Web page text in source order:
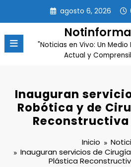
contenido
agosto 6, 2026
"Noticias en Vivo: Un
Actual y
Inauguran
Robótica y de
Reconstructiva
Inicio
Inauguran servicios de
Plástica